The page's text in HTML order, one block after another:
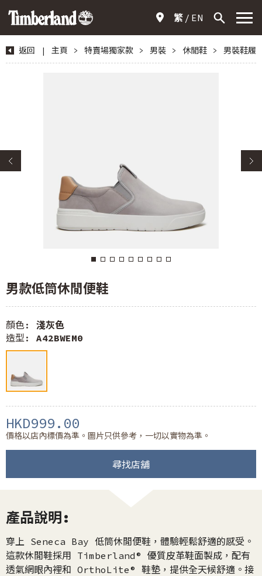
繁 EN
返回 | 主頁 > 特賣場獨家款 > 男裝 > 休閒鞋 > 男裝鞋履
男款低筒休閒便鞋
顏色: 淺灰色
造型: A42BWEM0
HKD999.00
價格以店內標價為準。圖片只供參考，一切以實物為準。
尋找店舖
產品說明:
穿上 Seneca Bay 低筒休閒便鞋，體驗輕鬆舒適的感受。
這款休閒鞋採用 Timberland® 優質皮革鞋面製成，配有
透氣網眼內裡和 OrthoLite® 鞋墊，提供全天候舒適。接